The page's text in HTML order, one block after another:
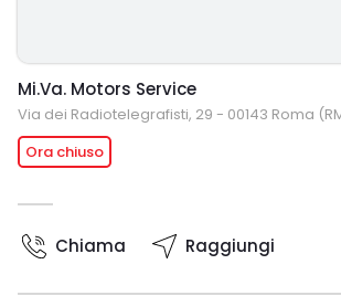
Mi.Va. Motors Service
Via dei Radiotelegrafisti, 29 - 00143 Roma
Ora chiuso
Chiama Raggiungi